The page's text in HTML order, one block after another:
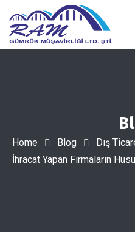
Home Blog
Dış
İhracat Yapan Firmaların